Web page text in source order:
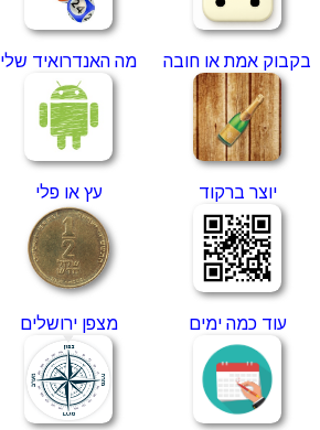
בקבוק אמת או חובה מה האנדרואיד שלי
יוצר ברקוד עץ או פלי
עוד כמה ימים מצפן ירושלים